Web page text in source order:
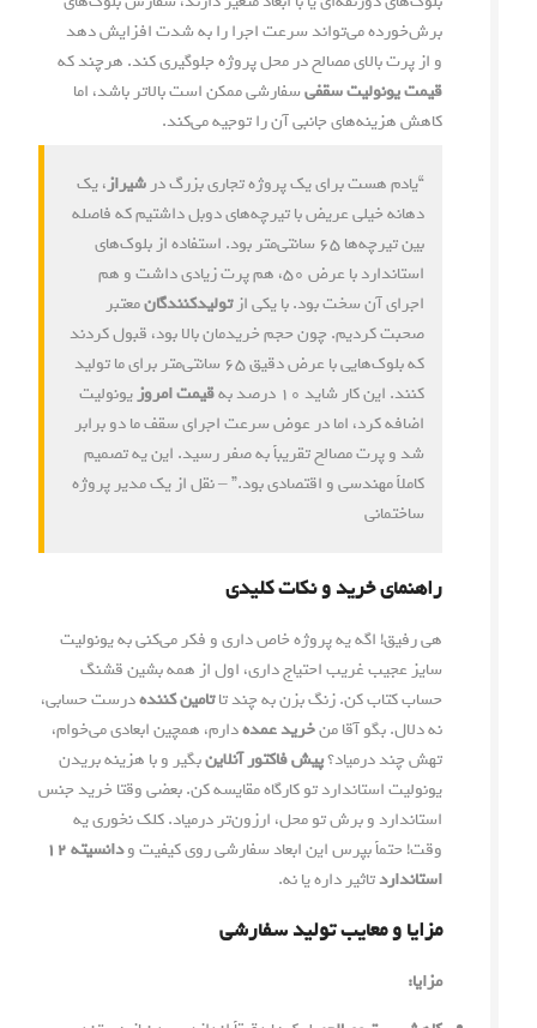
بر‌ش‌خورده می‌تواند سرعت اجرا را به شدت افزایش دهد
و از پرت بالای مصالح در محل پروژه جلوگیری کند. هرچند که
قیمت یونولیت سقفیسفارشی ممکن است بالاتر باشد، اما
کاهش هزینه‌های جانبی آن را توجیه می‌کند.
“یادم هست برای یک پروژه تجاری بزرگ درشیراز، یک
دهانه خیلی عریض با تیرچه‌های دوبل داشتیم که فاصله
بین تیرچه‌ها ۶۵ سانتی‌متر بود. استفاده از بلوک‌های
استاندارد با عرض ۵۰، هم پرت زیادی داشت و هم
اجرای آن سخت بود. با یکی ازتولیدکنندگانمعتبر
صحبت کردیم. چون حجم خریدمان بالا بود، قبول کردند
که بلوک‌هایی با عرض دقیق ۶۵ سانتی‌متر برای ما تولید
کنند. این کار شاید ۱۰ درصد به
قیمت امروزیونولیت
اضافه کرد، اما در عوض سرعت اجرای سقف ما دو برابر
شد و پرت مصالح تقریباً به صفر رسید. این یه تصمیم
کاملاً مهندسی و اقتصادی بود.” – نقل از یک مدیر پروژه
ساختمانی
راهنمای خرید و نکات کلیدی
هی رفیق! اگه یه پروژه خاص داری و فکر می‌کنی به یونولیت
سایز عجیب غریب احتیاج داری، اول از همه بشین قشنگ
حساب کتاب کن. زنگ بزن به چند تاتامین کنندهدرست حسابی،
نه دلال. بگو آقا منخرید عمدهدارم، همچین ابعادی می‌خوام،
تهش چند درمیاد؟پیش فاکتور آنلاینبگیر و با هزینه بریدن
یونولیت استاندارد تو کارگاه مقایسه کن. بعضی وقتا خرید جنس
استاندارد و برش تو محل، ارزون‌تر درمیاد. کلک نخوری یه
وقت! حتماً بپرس این ابعاد سفارشی روی کیفیت و
دانسیته ۱۲
استانداردتاثیر داره یا نه.
مزایا و معایب تولید سفارشی
مزایا: